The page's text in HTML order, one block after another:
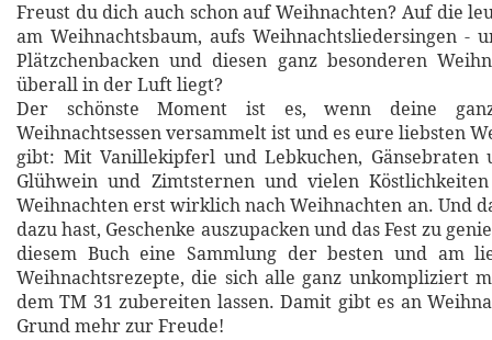
Freust du dich auch schon auf Weihnachten? Auf die
am Weihnachtsbaum, aufs Weihnachtsliedersingen -
Plätzchenbacken und diesen ganz besonderen
überall in der Luft liegt?
Der schönste Moment ist es, wenn deine
Weihnachtsessen versammelt ist und es eure liebsten
gibt: Mit Vanillekipferl und Lebkuchen, Gänsebraten
Glühwein und Zimtsternen und vielen
Weihnachten erst wirklich nach Weihnachten an. Und
dazu hast, Geschenke auszupacken und das Fest zu
diesem Buch eine Sammlung der besten und am
Weihnachtsrezepte, die sich alle ganz unkompliziert
dem TM 31 zubereiten lassen. Damit gibt es an
Grund mehr zur Freude!